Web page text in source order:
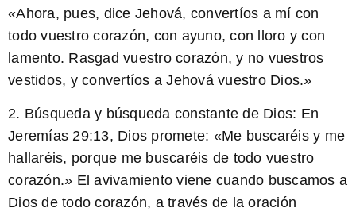
«Ahora, pues, dice Jehová, convertíos a mí con
todo vuestro corazón, con ayuno, con lloro y con
lamento. Rasgad vuestro corazón, y no vuestros
vestidos, y convertíos a Jehová vuestro Dios.»
2. Búsqueda y búsqueda constante de Dios: En
Jeremías 29:13, Dios promete: «Me buscaréis y me
hallaréis, porque me buscaréis de todo vuestro
corazón.» El avivamiento viene cuando buscamos a
Dios de todo corazón, a través de la oración